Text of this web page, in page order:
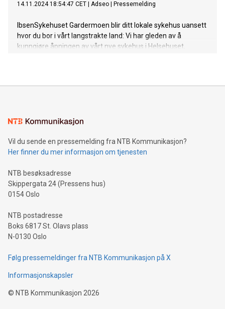
14.11.2024 18:54:47 CET Adseo Pressemelding
IbsenSykehuset Gardermoen blir ditt lokale sykehus uansett
hvor du bor i vårt langstrakte land: Vi har gleden av å
kunngjøre åpningen av vårt nye sykehus i Helsehuset,
de beste norske spesialister.
Vil du sende en pressemelding fra NTB Kommunikasjon?
Her finner du mer informasjon om tjenesten
NTB besøksadresse
Skippergata 24 (Pressens hus)
0154 Oslo
NTB postadresse
Boks 6817 St. Olavs plass
N-0130 Oslo
Følg pressemeldinger fra NTB Kommunikasjon på X
Informasjonskapsler
© NTB Kommunikasjon 2026